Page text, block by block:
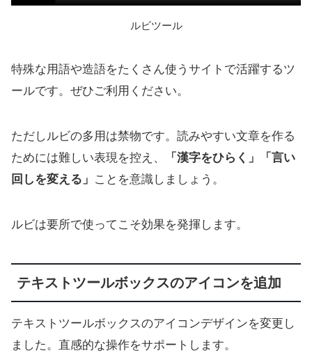
ルビツール
特殊な用語や造語をたくさん使うサイトで活躍するツ
ールです。ぜひご利用ください。
ただしルビの多用は禁物です。読みやすい文章を作る
ためには難しい表現を控え、
「漢字をひらく」「言い
回しを変える」 ことを意識しましょう。
ルビは要所で使ってこそ効果を発揮します。
テキストツールボックスのアイコンを追加
テキストツールボックスのアイコンデザインを変更し
ました。直感的な操作をサポートします。